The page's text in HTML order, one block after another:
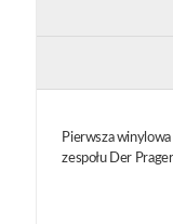
Pierwsza
zespołu Der